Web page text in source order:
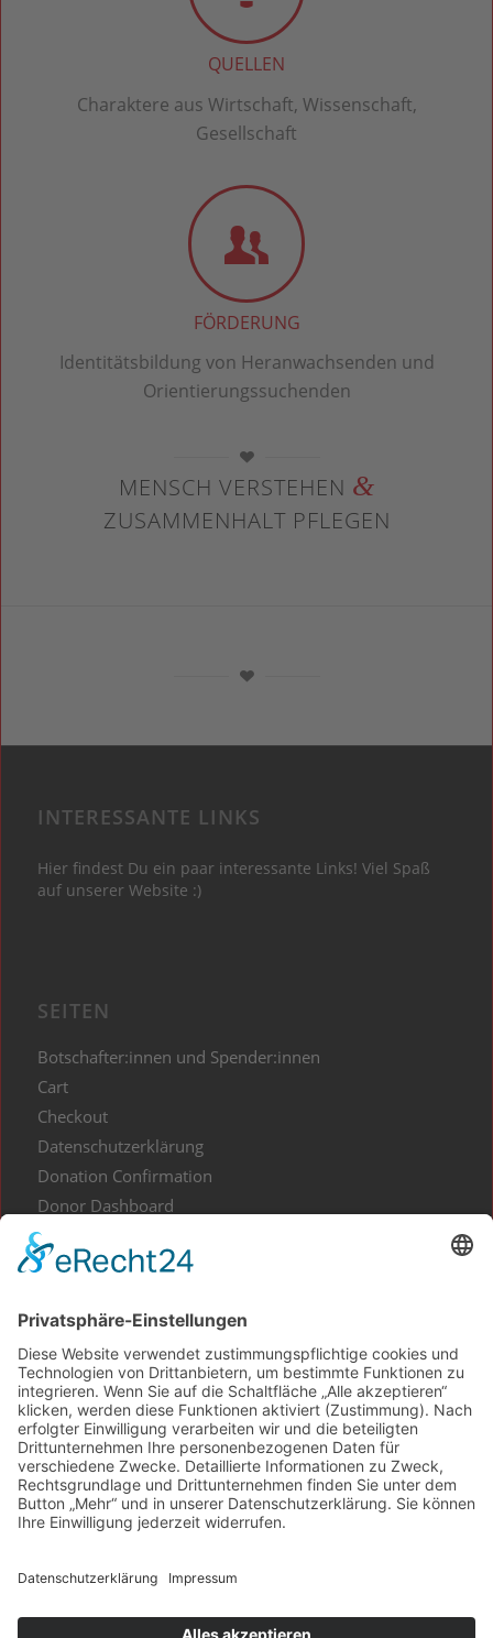
QUELLEN
Charaktere aus Wirtschaft, Wissenschaft,
Gesellschaft
FÖRDERUNG
Identitätsbildung von Heranwachsenden und
Orientierungssuchenden
MENSCH VERSTEHEN &
ZUSAMMENHALT PFLEGEN
INTERESSANTE LINKS
Hier findest Du ein paar interessante Links! Viel Spaß
auf unserer Website :)
SEITEN
Botschafter:innen und Spender:innen
Cart
Checkout
Datenschutzerklärung
Donation Confirmation
Donor Dashboard
Events
Gesundes aus Kunst und Kultur
Impressum
Kontakt
My Account
Projekt Waldliebe
Projekte spenden
Shop
Spenden Informationen
Spendenbescheinigung
Transaction Failed
Über Kulturgut im Quadrat